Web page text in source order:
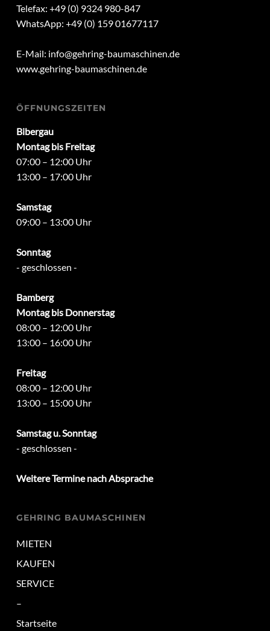
Telefax: +49 (0) 9324 980-847
WhatsApp: +49 (0) 159 01677117
E-Mail: info@gehring-baumaschinen.de
www.gehring-baumaschinen.de
ÖFFNUNGSZEITEN
Bibergau
Montag bis Freitag
07:00 – 12:00 Uhr
13:00 – 17:00 Uhr
Samstag
09:00 – 13:00 Uhr
Sonntag
- geschlossen -
Bamberg
Montag bis Donnerstag
08:00 – 12:00 Uhr
13:00 – 16:00 Uhr
Freitag
08:00 – 12:00 Uhr
13:00 – 15:00 Uhr
Samstag u. Sonntag
- geschlossen -
Weitere Termine nach Absprache
GEHRING BAUMASCHINEN
MIETEN
KAUFEN
SERVICE
–
Startseite